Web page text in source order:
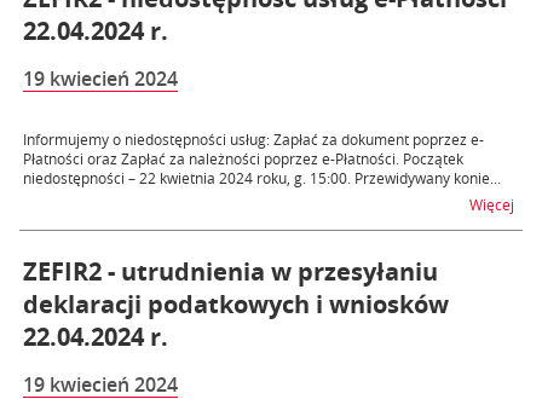
22.04.2024 r.
19 kwiecień 2024
Informujemy o niedostępności usług: Zapłać za dokument poprzez e-
Płatności oraz Zapłać za należności poprzez e-Płatności. Początek
niedostępności – 22 kwietnia 2024 roku, g. 15:00. Przewidywany konie...
Więcej
ZEFIR2 - utrudnienia w przesyłaniu
deklaracji podatkowych i wniosków
22.04.2024 r.
19 kwiecień 2024